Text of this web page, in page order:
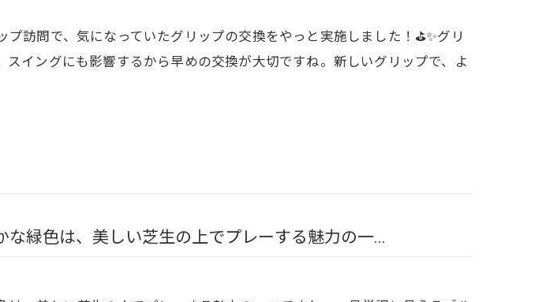
プ訪問で、気になっていたグリップの交換をやっと実施しました！⛳️✨グリ
スイングにも影響するから早めの交換が大切ですね。新しいグリップで、よ
な緑色は、美しい芝生の上でプレーする魅力の一...